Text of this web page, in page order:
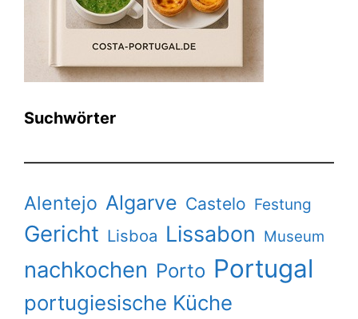
Suchwörter
Alentejo Algarve Castelo Festung
Gericht Lisboa Lissabon Museum
nachkochen Porto Portugal
portugiesische Küche